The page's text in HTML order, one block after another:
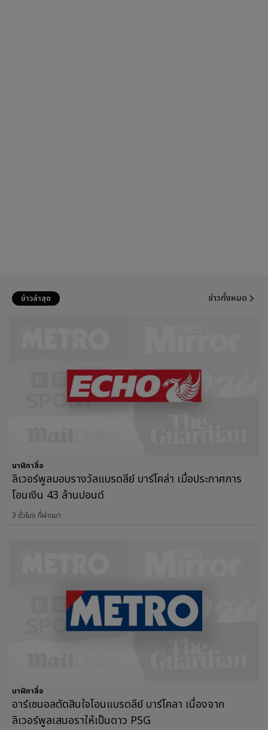
ข่าวล่าสุด ข่าวทั้งหมด
นาฬิกาสื่อ
ลิเวอร์พูลมอบรางวัลแบรดลีย์ บาร์โคล่า เมื่อประกาศการ
โอนเงิน 43 ล้านปอนด์
3 ชั่วโมง ที่ผ่านมา
นาฬิกาสื่อ
อาร์เซนอลตัดสินใจโอนแบรดลีย์ บาร์โคลา เนื่องจาก
ลิเวอร์พูลเสนอราให้เป็นดาว PSG